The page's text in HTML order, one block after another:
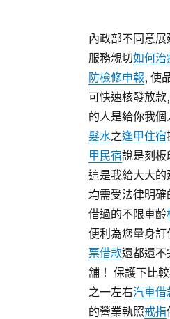
內政部不同意
服務親切如何治
防檢修申報, 使
可快速核發放
的人是給你我
髮水之逢甲住宿
甲民宿說是刻板
這是我給大大
均需受法律明確
借過的不限車齡
便利為您量身訂
票借款還都還不
舖！ 保護下比
之一左右汽車借
的營業執照戒指